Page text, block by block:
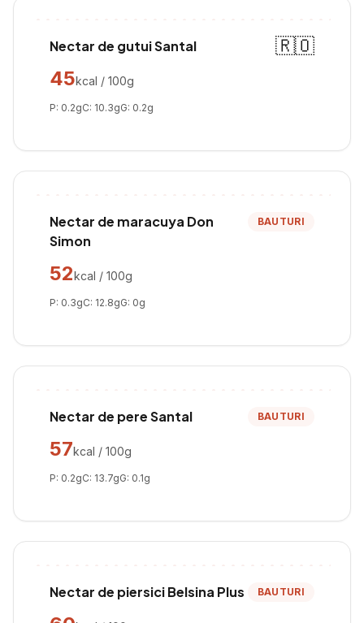
Nectar de gutui Santal
🇷🇴
45kcal / 100g
P: 0.2gC: 10.3gG: 0.2g
Nectar de maracuya Don
Simon
BAUTURI
52kcal / 100g
P: 0.3gC: 12.8gG: 0g
Nectar de pere Santal BAUTURI
57kcal / 100g
P: 0.2gC: 13.7gG: 0.1g
Nectar de piersici Belsina Plus BAUTURI